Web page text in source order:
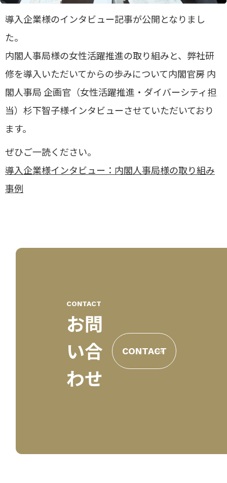
導入企業様のインタビュー記事が公開となりまし
た。
内閣人事局様の女性活躍推進の取り組みと、弊社研
修を導入いただいてからの歩みについて内閣官房 内
閣人事局 企画官（女性活躍推進・ダイバーシティ担
当）杉下智子様インタビューさせていただいており
ます。
ぜひご一読ください。
導入企業様インタビュー：内閣人事局様の取り組み
事例
CONTACT
お問
い合
わせ
CONTACT